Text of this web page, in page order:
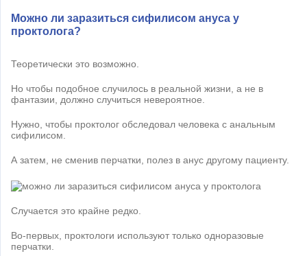
Можно ли заразиться сифилисом ануса у
проктолога?
Теоретически это возможно.
Но чтобы подобное случилось в реальной жизни, а не в
фантазии, должно случиться невероятное.
Нужно, чтобы проктолог обследовал человека с анальным
сифилисом.
А затем, не сменив перчатки, полез в анус другому пациенту.
Случается это крайне редко.
Во-первых, проктологи используют только одноразовые
перчатки.